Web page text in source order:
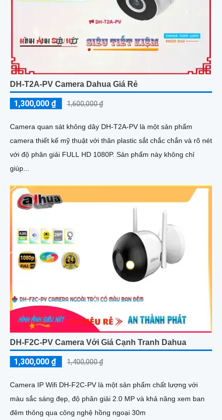
DH-T2A-PV Camera Dahua Giá Rẻ
1,300,000 ₫ 1,600,000 ₫
Camera quan sát không dây DH-T2A-PV là một sản phẩm
camera thiết kế mỹ thuật với thân plastic sắt chắc chắn và rõ nét
với độ phân giải FULL HD 1080P. Sản phẩm này không chỉ
giúp...
DH-F2C-PV Camera Với Giá Cạnh Tranh Dahua
1,300,000 ₫ 1,400,000 ₫
Camera IP Wifi DH-F2C-PV là một sản phẩm chất lượng với
màu sắc sáng đẹp, độ phân giải 2.0 MP và khả năng xem ban
đêm thông qua công nghệ hồng ngoại 30m